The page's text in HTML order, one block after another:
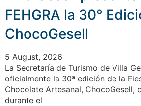
FEHGRA la 30°
ChocoGesell
5 August, 2026
La Secretaría de Turismo de Villa
oficialmente la 30ª edición de la
Chocolate Artesanal, ChocoGesell,
durante el